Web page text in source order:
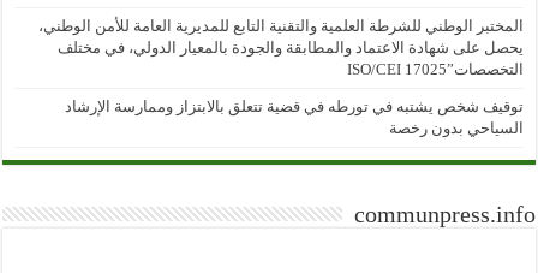
المختبر الوطني للشرطة العلمية والتقنية التابع للمديرية العامة للأمن الوطني،
يحصل على شهادة الاعتماد والمطابقة والجودة بالمعيار الدولي، في مختلف
التخصصات”ISO/CEI 17025
توقيف شخص يشتبه في تورطه في قضية تتعلق بالابتزاز وممارسة الإرشاد
السياحي بدون رخصة
communpress.info